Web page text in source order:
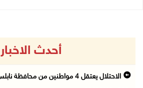
أحدث الاخبار
الاحتلال يعتقل 4 مواطنين من محافظة نابلس